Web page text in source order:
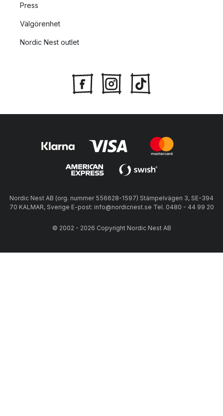
Press
Välgörenhet
Nordic Nest outlet
Nordic Nest AB (org. nummer 556628-1597) Stämpelvägen 3, SE-394
70 KALMAR, Sverige E-post: info@nordicnest.se Tel. 0480 - 44 99 20
© 2002 - 2026 Copyright Nordic Nest AB